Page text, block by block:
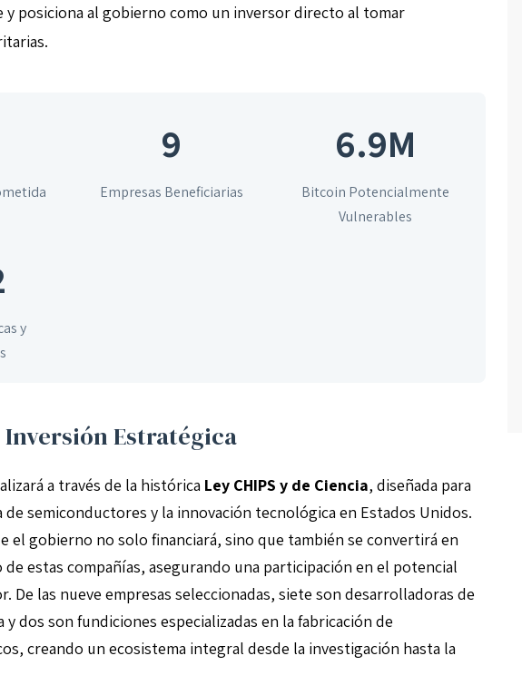
y posiciona al gobierno como un inversor directo al tomar
9
Empresas Beneficiarias
6.9M
Bitcoin Potencialmente
Vulnerables
y
Estratégica
a través de la histórica Ley CHIPS y de Ciencia, diseñada para
semiconductores y la innovación tecnológica en Estados Unidos.
el gobierno no solo financiará, sino que también se convertirá en
estas compañías, asegurando una participación en el potencial
De las nueve empresas seleccionadas, siete son desarrolladoras de
dos son fundiciones especializadas en la fabricación de
creando un ecosistema integral desde la investigación hasta la